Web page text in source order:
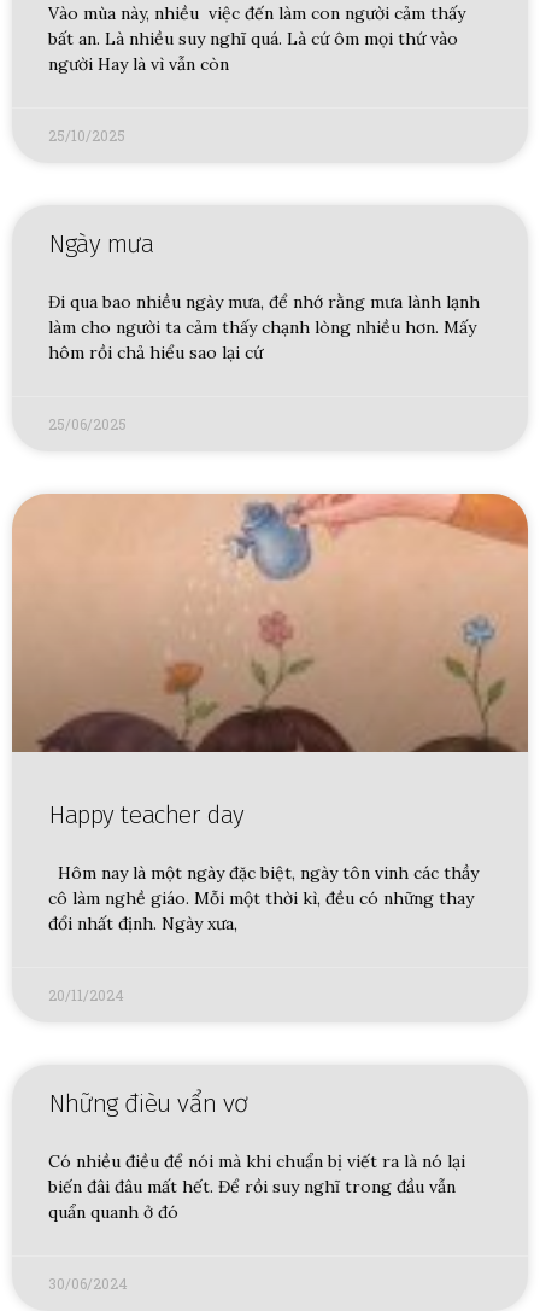
Vào mùa này, nhiều việc đến làm con người cảm thấy
bất an. Là nhiều suy nghĩ quá. Là cứ ôm mọi thứ vào
người Hay là vì vẫn còn
25/10/2025
Ngày mưa
Đi qua bao nhiều ngày mưa, để nhớ rằng mưa lành lạnh
làm cho người ta cảm thấy chạnh lòng nhiều hơn. Mấy
hôm rồi chả hiểu sao lại cứ
25/06/2025
Happy teacher day
Hôm nay là một ngày đặc biệt, ngày tôn vinh các thầy
cô làm nghề giáo. Mỗi một thời kì, đều có những thay
đổi nhất định. Ngày xưa,
20/11/2024
Những đièu vẩn vơ
Có nhiều điều để nói mà khi chuẩn bị viết ra là nó lại
biến đâi đâu mất hết. Để rồi suy nghĩ trong đầu vẫn
quẩn quanh ở đó
30/06/2024